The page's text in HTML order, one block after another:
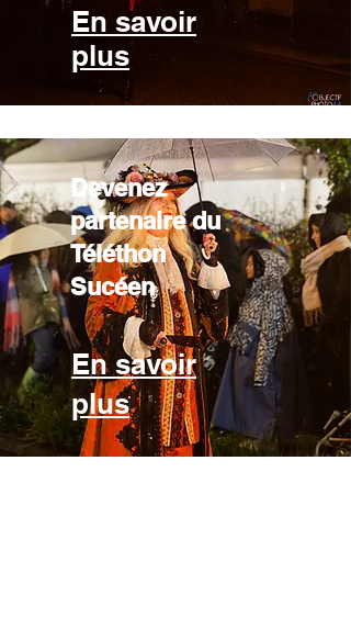
En savoir
plus
Devenez
partenaire du
Téléthon
Sucéen
En savoir
plus